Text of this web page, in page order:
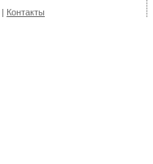
| Контакты